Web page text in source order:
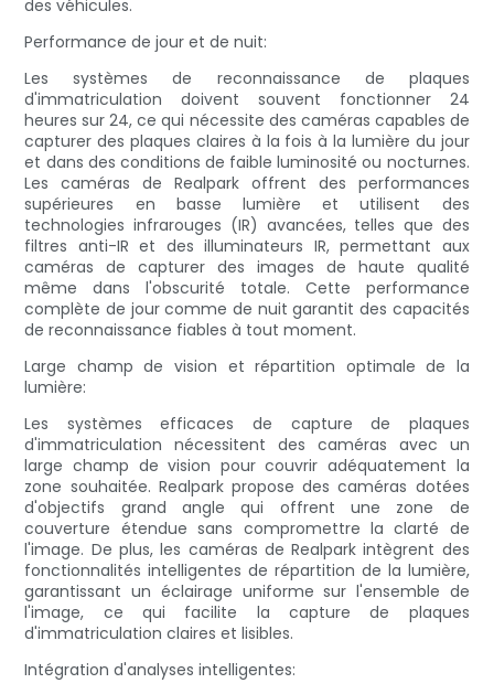
des véhicules.
Performance de jour et de nuit:
Les systèmes de reconnaissance de plaques
d'immatriculation doivent souvent fonctionner 24
heures sur 24, ce qui nécessite des caméras capables de
capturer des plaques claires à la fois à la lumière du jour
et dans des conditions de faible luminosité ou nocturnes.
Les caméras de Realpark offrent des performances
supérieures en basse lumière et utilisent des
technologies infrarouges (IR) avancées, telles que des
filtres anti-IR et des illuminateurs IR, permettant aux
caméras de capturer des images de haute qualité
même dans l'obscurité totale. Cette performance
complète de jour comme de nuit garantit des capacités
de reconnaissance fiables à tout moment.
Large champ de vision et répartition optimale de la
lumière:
Les systèmes efficaces de capture de plaques
d'immatriculation nécessitent des caméras avec un
large champ de vision pour couvrir adéquatement la
zone souhaitée. Realpark propose des caméras dotées
d'objectifs grand angle qui offrent une zone de
couverture étendue sans compromettre la clarté de
l'image. De plus, les caméras de Realpark intègrent des
fonctionnalités intelligentes de répartition de la lumière,
garantissant un éclairage uniforme sur l'ensemble de
l'image, ce qui facilite la capture de plaques
d'immatriculation claires et lisibles.
Intégration d'analyses intelligentes: